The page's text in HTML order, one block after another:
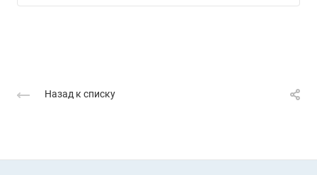
Назад к списку